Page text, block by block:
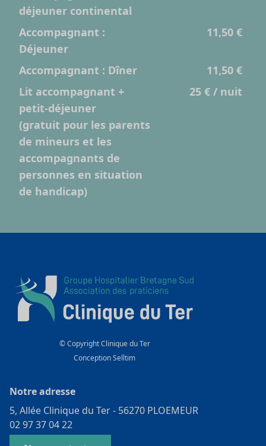
déjeuner continental
Accompagnant :
Déjeuner
11,50 €
Accompagnant : Dîner
11,50 €
Lit accompagnant +
petit-déjeuner
(gratuit pour les parents
de mineurs et les
accompagnants de
personnes en situation
de handicap)
25 € / nuit
© Copyright Clinique du Ter
ConceptionSelltim
Notre adresse
5, Allée Clinique du Ter - 56270 PLOEMEUR
02 97 37 04 22